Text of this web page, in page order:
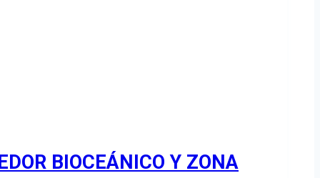
BIOCEÁNICO Y ZONA